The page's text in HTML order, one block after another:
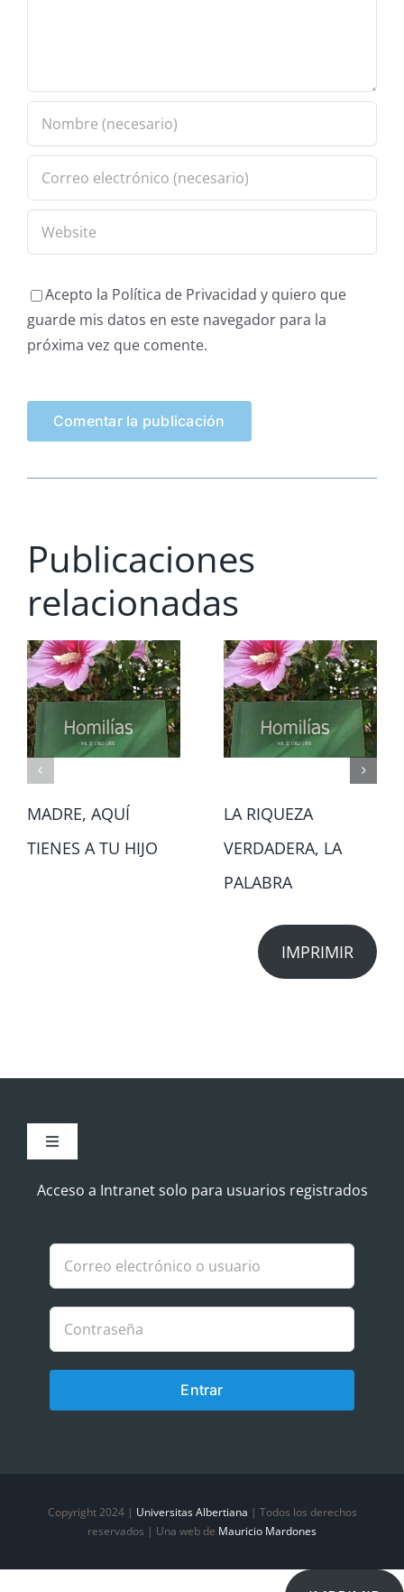
Acepto la Política de Privacidad y quiero que
guarde mis datos en este navegador para la
próxima vez que comente.
Publicaciones
relacionadas
MADRE, AQUÍ
TIENES A TU HIJO
LA RIQUEZA
VERDADERA, LA
PALABRA
IMPRIMIR
Toggle
Aviso Legal
Política de Cookies
Política de privacidad
Acceso a Intranet solo para usuarios registrados
Entrar
Copyright 2024 | Universitas Albertiana | Todos los derechos
reservados | Una web de Mauricio Mardones